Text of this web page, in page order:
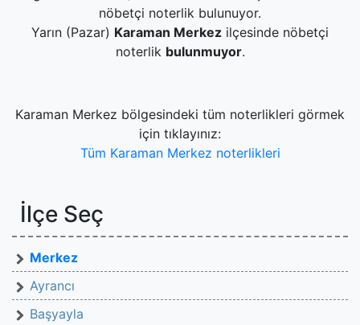
nöbetçi noterlik bulunuyor.
Yarın (Pazar) Karaman Merkez ilçesinde nöbetçi
noterlik bulunmuyor.
Karaman Merkez bölgesindeki tüm noterlikleri görmek
için tıklayınız:
Tüm Karaman Merkez noterlikleri
İlçe Seç
Merkez
Ayrancı
Başyayla